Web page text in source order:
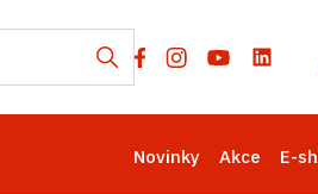
Novinky Akce E-